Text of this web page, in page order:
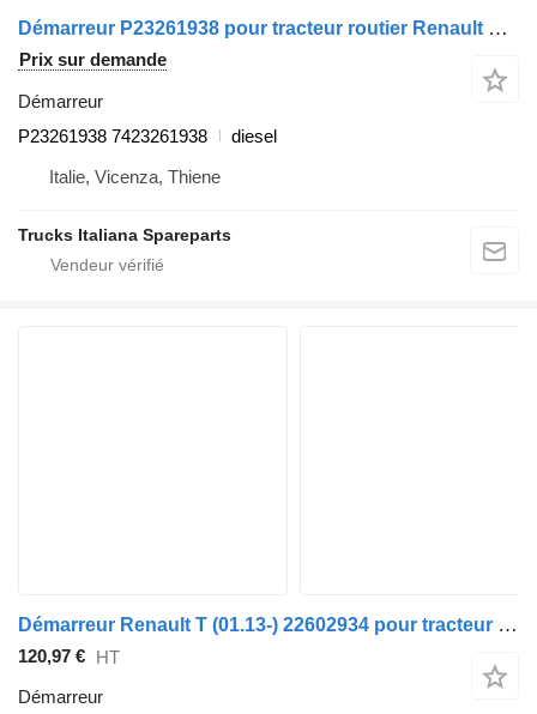
Démarreur P23261938 pour tracteur routier Renault T 2014>
Prix sur demande
Démarreur
P23261938 7423261938
diesel
Italie, Vicenza, Thiene
Trucks Italiana Spareparts
Démarreur Renault T (01.13-) 22602934 pour tracteur routier Renault T (2013-)
120,97 € HT
Démarreur